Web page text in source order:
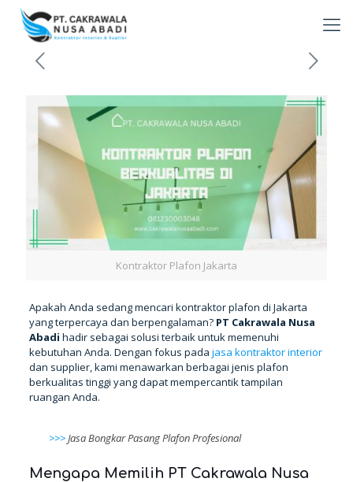
Kontraktor Plafon Jakarta
Apakah Anda sedang mencari kontraktor plafon di Jakarta
yang terpercaya dan berpengalaman? PT Cakrawala Nusa
Abadi hadir sebagai solusi terbaik untuk memenuhi
kebutuhan Anda. Dengan fokus pada jasa kontraktor interior
dan supplier, kami menawarkan berbagai jenis plafon
berkualitas tinggi yang dapat mempercantik tampilan
ruangan Anda.
>>>Jasa Bongkar Pasang Plafon Profesional
Mengapa Memilih PT Cakrawala Nusa